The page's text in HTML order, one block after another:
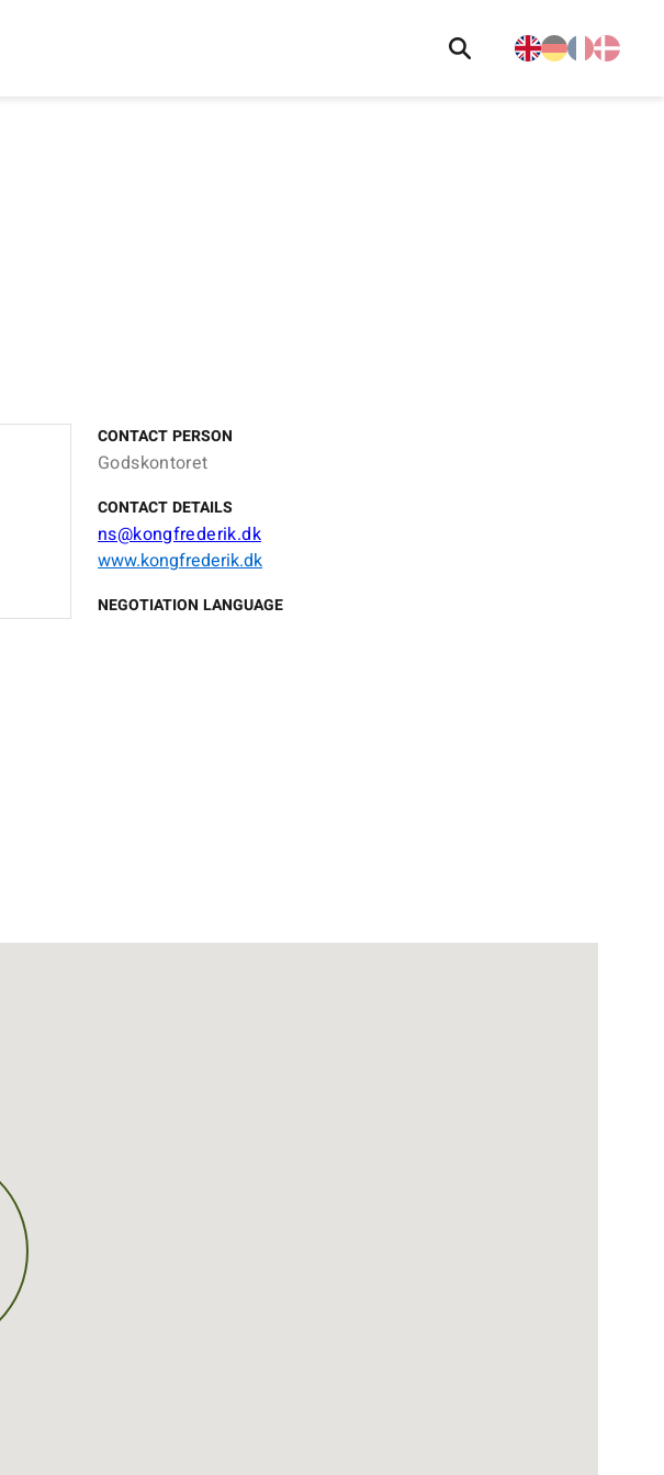
CONTACT PERSON
Godskontoret
CONTACT DETAILS
ns@kongfrederik.dk
www.kongfrederik.dk
NEGOTIATION LANGUAGE